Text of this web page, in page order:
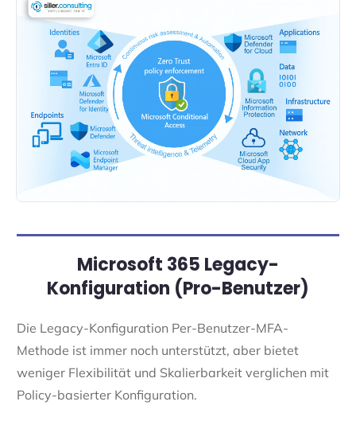
Microsoft 365 Legacy-
Konfiguration (Pro-Benutzer)
Die Legacy-Konfiguration Per-Benutzer-MFA-
Methode ist immer noch unterstützt, aber bietet
weniger Flexibilität und Skalierbarkeit verglichen mit
Policy-basierter Konfiguration.